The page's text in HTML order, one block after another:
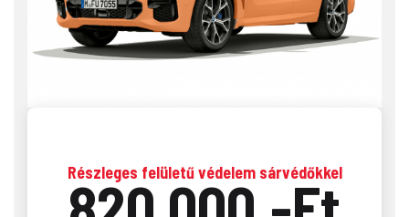
Részleges felületű védelem sárvédőkkel